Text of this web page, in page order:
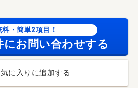
料・簡単2項目！
にお問い合わせする
に入りに追加する